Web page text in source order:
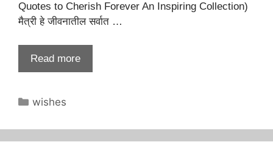
Quotes to Cherish Forever An Inspiring Collection)
मैत्री हे जीवनातील सर्वात …
Read more
Categories
wishes